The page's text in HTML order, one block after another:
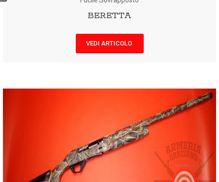
BERETTA
VEDI ARTICOLO